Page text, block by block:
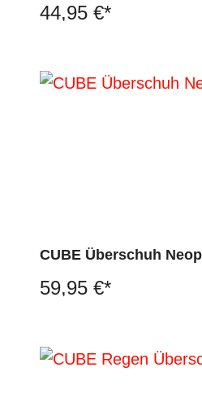
44,95 €*
CUBE Überschuh
59,95 €*